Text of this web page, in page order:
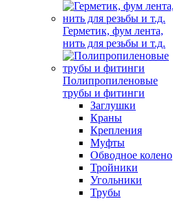
Герметик, фум лента,
нить для резьбы и т.д.
Полипропиленовые
трубы и фитинги
Заглушки
Краны
Крепления
Муфты
Обводное колено
Тройники
Угольники
Трубы